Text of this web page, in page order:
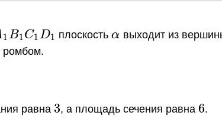
Telegram основной
1B1C1D1 плоскость\alpha
α выходит из
ромбом.
равна 3
3, а площадь сечения равна 6
6.